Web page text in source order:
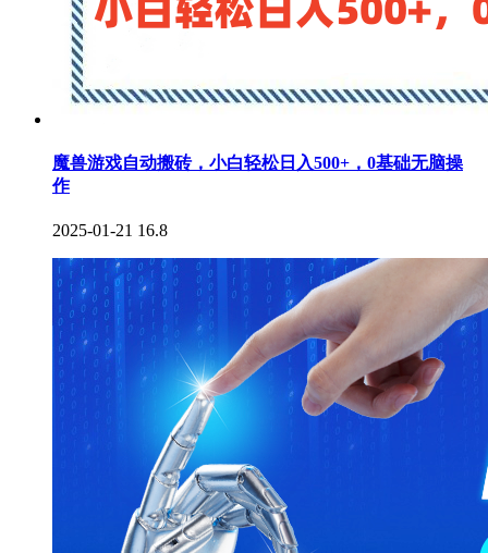
魔兽游戏自动搬砖，小白轻松日入500+，0基础无脑操
作
2025-01-21 16.8